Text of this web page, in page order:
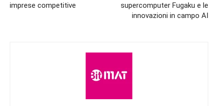
imprese competitive
supercomputer Fugaku e le
innovazioni in campo AI